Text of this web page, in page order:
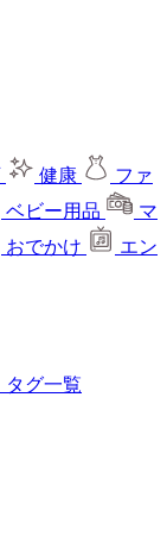
健康
ファ
ベビー用品
マ
おでかけ
エン
タグ一覧